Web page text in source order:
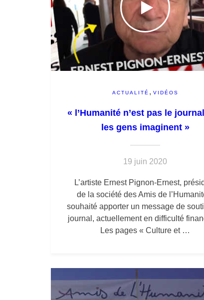
ACTUALITÉ , VIDÉOS
« l’Humanité n’est pas le
les gens imaginent »
19 juin 2020
L’artiste Ernest Pignon-Ernest,
de la société des Amis de
souhaité apporter un message de
journal, actuellement en difficulté
Les pages « Culture et …